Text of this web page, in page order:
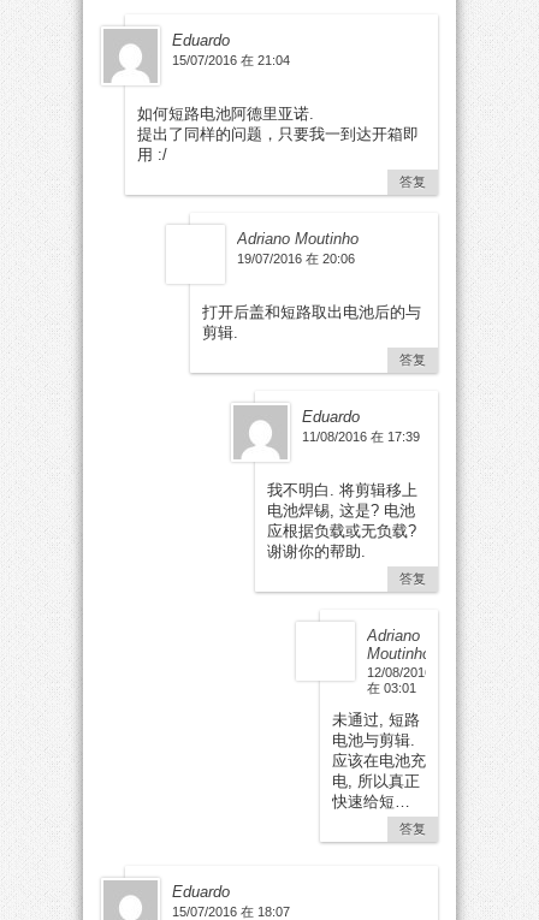
Eduardo
15/07/2016 在 21:04
如何短路电池阿德里亚诺.
提出了同样的问题，只要我一到达开箱即
用 :/
答复
Adriano Moutinho
19/07/2016 在 20:06
打开后盖和短路取出电池后的与
剪辑.
答复
Eduardo
11/08/2016 在 17:39
我不明白. 将剪辑移上
电池焊锡, 这是? 电池
应根据负载或无负载?
谢谢你的帮助.
答复
Adriano
Moutinho
12/08/2016
在 03:01
未通过, 短路
电池与剪辑.
应该在电池充
电, 所以真正
快速给短…
答复
Eduardo
15/07/2016 在 18:07